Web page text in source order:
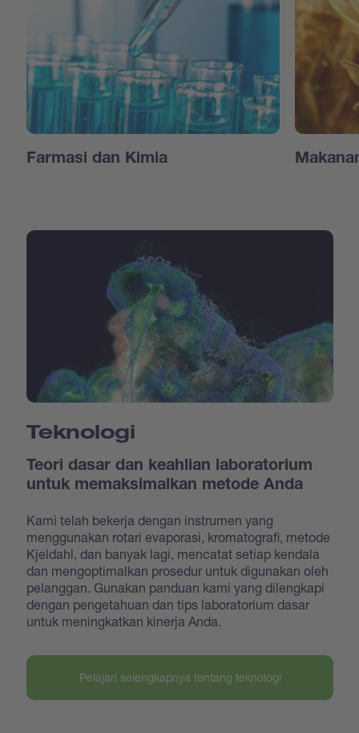
Farmasi dan Kimia
Teknologi
Teori dasar dan keahlian laboratorium
untuk memaksimalkan metode Anda
Kami telah bekerja dengan instrumen yang
menggunakan rotari evaporasi, kromatografi, metode
Kjeldahl, dan banyak lagi, mencatat setiap kendala
dan mengoptimalkan prosedur untuk digunakan oleh
pelanggan. Gunakan panduan kami yang dilengkapi
dengan pengetahuan dan tips laboratorium dasar
untuk meningkatkan kinerja Anda.
Pelajari selengkapnya tentang teknologi